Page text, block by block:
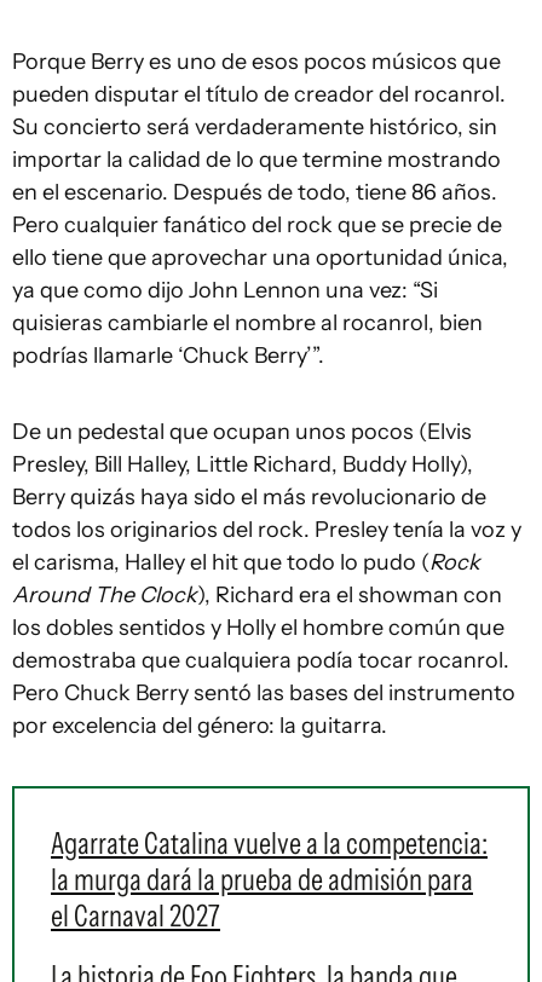
Porque Berry es uno de esos pocos músicos que
pueden disputar el título de creador del rocanrol.
Su concierto será verdaderamente histórico, sin
importar la calidad de lo que termine mostrando
en el escenario. Después de todo, tiene 86 años.
Pero cualquier fanático del rock que se precie de
ello tiene que aprovechar una oportunidad única,
ya que como dijo John Lennon una vez: “Si
quisieras cambiarle el nombre al rocanrol, bien
podrías llamarle ‘Chuck Berry’”.
De un pedestal que ocupan unos pocos (Elvis
Presley, Bill Halley, Little Richard, Buddy Holly),
Berry quizás haya sido el más revolucionario de
todos los originarios del rock. Presley tenía la voz y
el carisma, Halley el hit que todo lo pudo (Rock
Around The Clock), Richard era el showman con
los dobles sentidos y Holly el hombre común que
demostraba que cualquiera podía tocar rocanrol.
Pero Chuck Berry sentó las bases del instrumento
por excelencia del género: la guitarra.
Agarrate Catalina vuelve a la competencia:
la murga dará la prueba de admisión para
el Carnaval 2027